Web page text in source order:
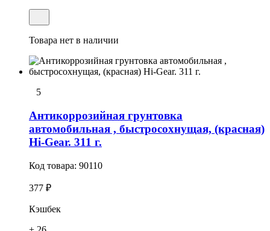
Товара нет в наличии
5
Антикоррозийная грунтовка
автомобильная , быстросохнущая, (красная)
Hi-Gear. 311 г.
Код товара: 90110
377 ₽
Кэшбек